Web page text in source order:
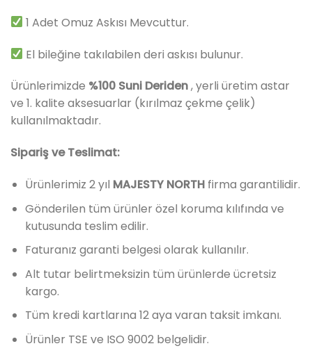
1 Adet Omuz Askısı Mevcuttur.
El bileğine takılabilen deri askısı bulunur.
Ürünlerimizde %100 Suni Deriden, yerli üretim astar
ve 1. kalite aksesuarlar (kırılmaz çekme çelik)
kullanılmaktadır.
Sipariş ve Teslimat:
Ürünlerimiz 2 yıl MAJESTY NORTH firma garantilidir.
Gönderilen tüm ürünler özel koruma kılıfında ve
kutusunda teslim edilir.
Faturanız garanti belgesi olarak kullanılır.
Alt tutar belirtmeksizin tüm ürünlerde ücretsiz
kargo.
Tüm kredi kartlarına 12 aya varan taksit imkanı.
Ürünler TSE ve ISO 9002 belgelidir.